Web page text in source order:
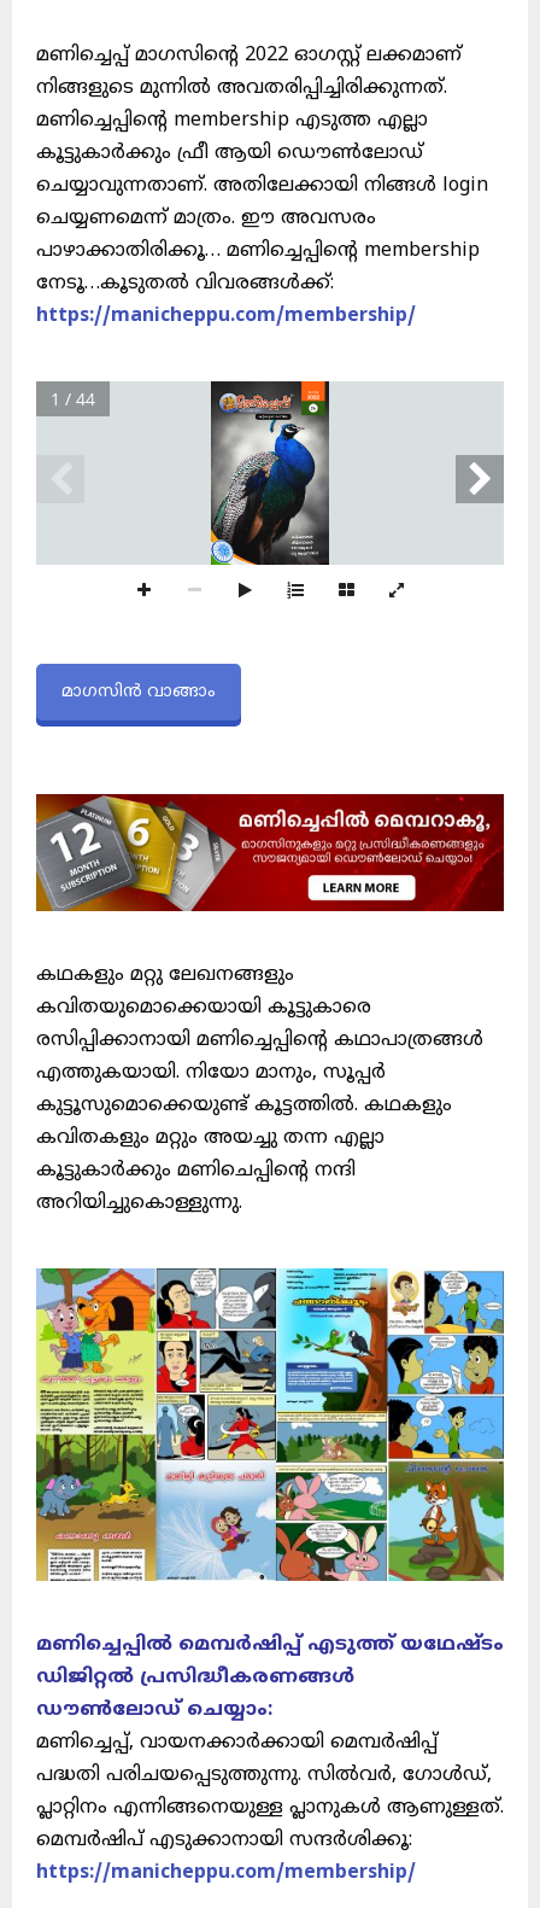
മണിച്ചെപ്പ് മാഗസിന്റെ 2022 ഓഗസ്റ്റ് ലക്കമാണ്
നിങ്ങളുടെ മുന്നിൽ അവതരിപ്പിച്ചിരിക്കുന്നത്.
മണിച്ചെപ്പിന്റെ membership എടുത്ത എല്ലാ
കൂട്ടുകാർക്കും ഫ്രീ ആയി ഡൌൺലോഡ്
ചെയ്യാവുന്നതാണ്. അതിലേക്കായി നിങ്ങൾ login
ചെയ്യണമെന്ന് മാത്രം. ഈ അവസരം
പാഴാക്കാതിരിക്കൂ… മണിച്ചെപ്പിന്റെ membership
നേടൂ…കൂടുതൽ വിവരങ്ങൾക്ക്:
https://manicheppu.com/membership/
1 / 44
മാഗസിൻ വാങ്ങാം
കഥകളും മറ്റു ലേഖനങ്ങളും
കവിതയുമൊക്കെയായി കൂട്ടുകാരെ
രസിപ്പിക്കാനായി മണിച്ചെപ്പിന്റെ കഥാപാത്രങ്ങൾ
എത്തുകയായി. നിയോ മാനും, സൂപ്പർ
കുട്ടൂസുമൊക്കെയുണ്ട് കൂട്ടത്തിൽ. കഥകളും
കവിതകളും മറ്റും അയച്ചു തന്ന എല്ലാ
കൂട്ടുകാർക്കും മണിചെപ്പിന്റെ നന്ദി
അറിയിച്ചുകൊള്ളുന്നു.
മണിച്ചെപ്പിൽ മെമ്പർഷിപ്പ് എടുത്ത് യഥേഷ്ടം
ഡിജിറ്റൽ പ്രസിദ്ധീകരണങ്ങൾ
ഡൗൺലോഡ് ചെയ്യാം:
മണിച്ചെപ്പ്, വായനക്കാർക്കായി മെമ്പർഷിപ്പ്
പദ്ധതി പരിചയപ്പെടുത്തുന്നു. സിൽവർ, ഗോൾഡ്,
പ്ലാറ്റിനം എന്നിങ്ങനെയുള്ള പ്ലാനുകൾ ആണുള്ളത്.
മെമ്പർഷിപ് എടുക്കാനായി സന്ദർശിക്കൂ:
https://manicheppu.com/membership/